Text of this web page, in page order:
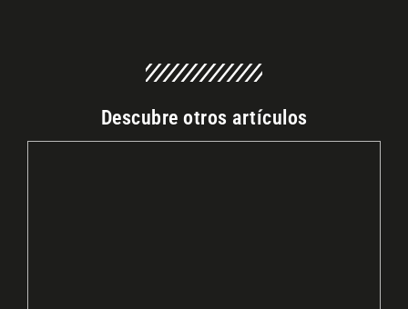
Descubre otros artículos